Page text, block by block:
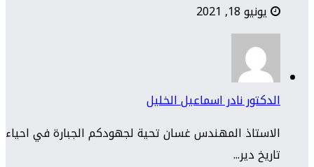
يونيو 18, 2021
الدكتور نادر اسماعيل الخليل
الاستاذ المهندس غسان تحية لجهودكم الجبارة في احياء
تاريخ دير...